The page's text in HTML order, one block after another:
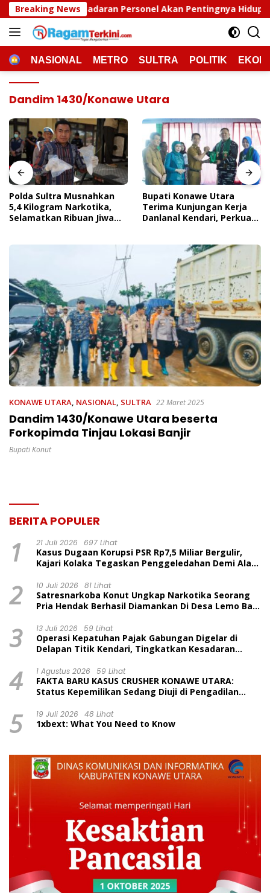
Langsung
ke
konten
Breaking News
Personel Akan Pentingnya Hidup Sehat
HOMENASIONAL METRO SULTRA POLITIK
Dandim 1430/Konawe Utara
Polda Sultra Musnahkan
5,4 Kilogram Narkotika,
Selamatkan Ribuan Jiwa
Bupati Konawe Utara
Terima Kunjungan Kerja
Danlanal Kendari, Perkuat
KONAWE UTARA, NASIONAL, SULTRA 22 Maret 2025
Dandim 1430/Konawe Utara beserta
Forkopimda Tinjau Lokasi Banjir
Bupati Konut
BERITA POPULER
1 21 Juli 2026 697 Lihat
Kasus Dugaan Korupsi PSR Rp7,5 Miliar Bergulir,
Kajari Kolaka Tegaskan Penggeledahan Demi Alat
2 10 Juli 2026 81 Lihat
Satresnarkoba Konut Ungkap Narkotika Seorang
Pria Hendak Berhasil Diamankan Di Desa Lemo Bajo
3 13 Juli 2026 59 Lihat
Operasi Kepatuhan Pajak Gabungan Digelar di
Delapan Titik Kendari, Tingkatkan Kesadaran
4 1 Agustus 2026 59 Lihat
FAKTA BARU KASUS CRUSHER KONAWE UTARA:
Status Kepemilikan Sedang Diuji di Pengadilan
Dinilai Prematur
5 19 Juli 2026 48 Lihat
1xbext: What You Need to Know